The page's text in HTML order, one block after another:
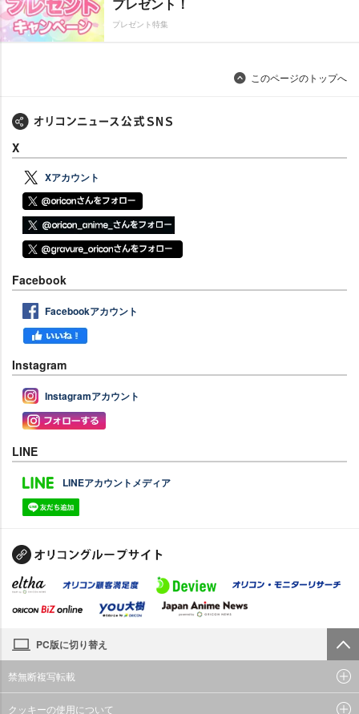
プレゼント特集
このページのトップへ
X
Xアカウント
Facebook
Facebookアカウント
Instagram
Instagramアカウント
LINE
LINEアカウントメディア
PC版に切り替え
禁無断複写転載
クッキーの使用について